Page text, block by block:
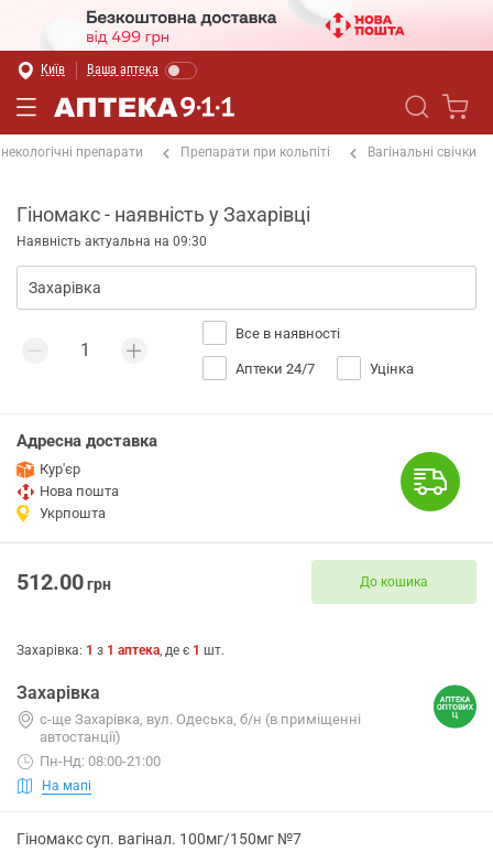
Київ Ваша аптека
препарати Препарати при кольпіті Вагінальні свічки
Гіномакс - наявність у Захарівці
Наявність актуальна на 09:30
Все в наявності
Аптеки 24/7 Уцінка
Адресна доставка
Кур'єр
Нова пошта
Укрпошта
512.00грн До кошика
Захарівка: 1 з 1 аптека, де є 1 шт.
Захарівка
с-ще Захарівка, вул. Одеська, б/н (в приміщенні
автостанції)
Пн-Нд: 08:00-21:00
На мапі
Гіномакс суп. вагінал. 100мг/150мг №7